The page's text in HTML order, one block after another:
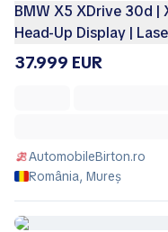
BMW X5 XDrive 30d |
Head-Up Display |
37.999 EUR
AutomobileBirton.ro
România, Mureș